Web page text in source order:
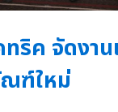
ริค จัดงา
ฑ์ใหม่